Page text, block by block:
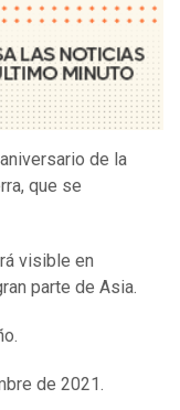
de la
que se
visible en
parte de Asia.
de 2021.